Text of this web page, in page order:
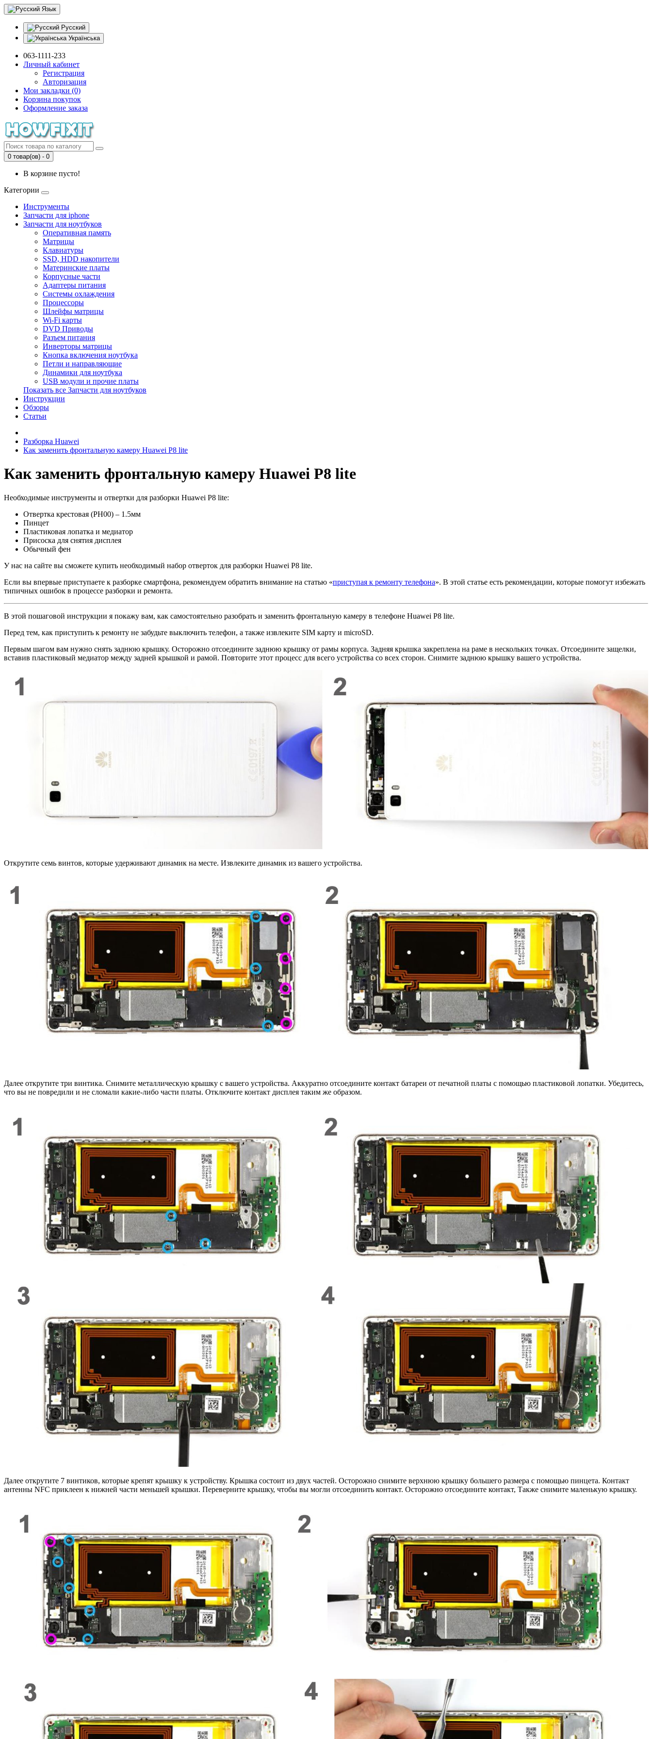
Язык
Русский
Українська
063-1111-233
Личный кабинет
Регистрация
Авторизация
Мои закладки (0)
Корзина покупок
Оформление заказа
0 товар(ов) - 0
В корзине пусто!
Категории
Инструменты
Запчасти для iphone
Запчасти для ноутбуков
Оперативная память
Матрицы
Клавиатуры
SSD, HDD накопители
Материнские платы
Корпусные части
Адаптеры питания
Системы охлаждения
Процессоры
Шлейфы матрицы
Wi-Fi карты
DVD Приводы
Разъем питания
Инверторы матрицы
Кнопка включения ноутбука
Петли и направляющие
Динамики для ноутбука
USB модули и прочие платы
Показать все Запчасти для ноутбуков
Инструкции
Обзоры
Статьи
Разборка Huawei
Как заменить фронтальную камеру Huawei P8 lite
Как заменить фронтальную камеру Huawei P8 lite
Необходимые инструменты и отвертки для разборки Huawei P8 lite:
Отвертка крестовая (PH00) – 1.5мм
Пинцет
Пластиковая лопатка и медиатор
Присоска для снятия дисплея
Обычный фен
У нас на сайте вы сможете купить необходимый набор отверток для разборки Huawei P8 lite.
Если вы впервые приступаете к разборке смартфона, рекомендуем обратить внимание на статью «приступая к ремонту телефона». В этой статье есть рекомендации, которые помогут избежать
типичных ошибок в процессе разборки и ремонта.
В этой пошаговой инструкции я покажу вам, как самостоятельно разобрать и заменить фронтальную камеру в телефоне Huawei P8 lite.
Перед тем, как приступить к ремонту не забудьте выключить телефон, а также извлеките SIM карту и microSD.
Первым шагом вам нужно снять заднюю крышку. Осторожно отсоедините заднюю крышку от рамы корпуса. Задняя крышка закреплена на раме в нескольких точках. Отсоедините защелки,
вставив пластиковый медиатор между задней крышкой и рамой. Повторите этот процесс для всего устройства со всех сторон. Снимите заднюю крышку вашего устройства.
Открутите семь винтов, которые удерживают динамик на месте. Извлеките динамик из вашего устройства.
Далее открутите три винтика. Снимите металлическую крышку с вашего устройства. Аккуратно отсоедините контакт батареи от печатной платы с помощью пластиковой лопатки. Убедитесь,
что вы не повредили и не сломали какие-либо части платы. Отключите контакт дисплея таким же образом.
Далее открутите 7 винтиков, которые крепят крышку к устройству. Крышка состоит из двух частей. Осторожно снимите верхнюю крышку большего размера с помощью пинцета. Контакт
антенны NFC приклеен к нижней части меньшей крышки. Переверните крышку, чтобы вы могли отсоединить контакт. Осторожно отсоедините контакт, Также снимите маленькую крышку.